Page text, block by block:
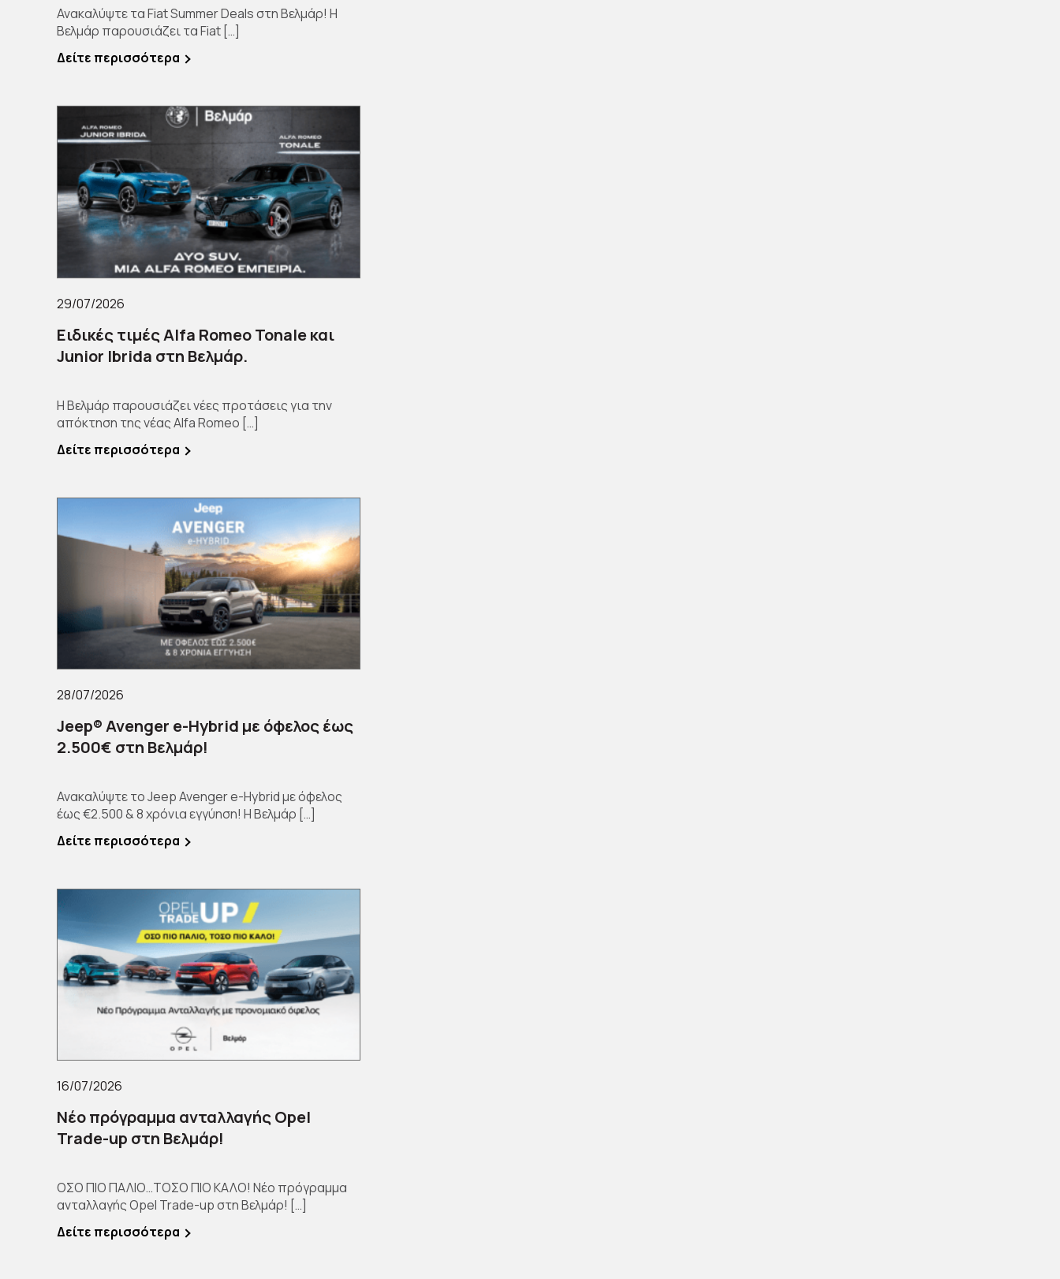
Ανακαλύψτε τα Fiat Summer Deals στη Βελμάρ! Η
Βελμάρ παρουσιάζει τα Fiat […]
Δείτε περισσότερα
29/07/2026
Ειδικές τιμές Alfa Romeo Tonale και
Junior Ibrida στη Βελμάρ.
Η Βελμάρ παρουσιάζει νέες προτάσεις για την
απόκτηση της νέας Alfa Romeo […]
Δείτε περισσότερα
28/07/2026
Jeep® Avenger e-Hybrid με όφελος έως
2.500€ στη Βελμάρ!
Ανακαλύψτε το Jeep Avenger e-Hybrid με όφελος
έως €2.500 & 8 χρόνια εγγύηση! Η Βελμάρ […]
Δείτε περισσότερα
16/07/2026
Νέο πρόγραμμα ανταλλαγής Opel
Trade-up στη Βελμάρ!
ΟΣΟ ΠΙΟ ΠΑΛΙΟ…ΤΟΣΟ ΠΙΟ ΚΑΛΟ! Νέο πρόγραμμα
ανταλλαγής Opel Trade-up στη Βελμάρ! […]
Δείτε περισσότερα